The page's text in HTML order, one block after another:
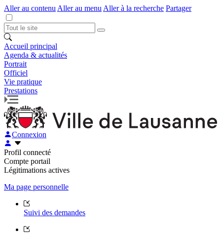
Aller au contenu Aller au menu Aller à la recherche Partager
Accueil principal
Agenda & actualités
Portrait
Officiel
Vie pratique
Prestations
Connexion
Profil connecté
Compte portail
Légitimations actives
Ma page personnelle
Suivi des demandes